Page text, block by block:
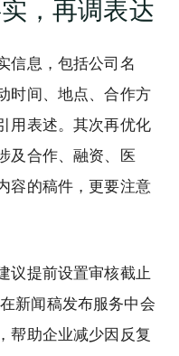
，再调表达
信息，包括公司名
时间、地点、合作方
用表述。其次再优化
及合作、融资、医
容的稿件，更要注意
议提前设置审核截止
新闻稿发布服务中会
帮助企业减少因反复